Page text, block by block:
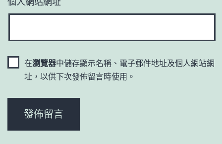
在瀏覽器中儲存顯示名稱、電子郵件地址及個人網站網
址，以供下次發佈留言時使用。